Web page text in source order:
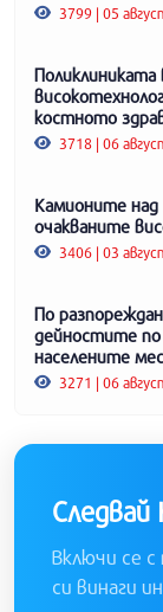
3799 | 05
Поликлиниката
костното
3718 | 06
Камионите над
очакваните
3406 | 03
По
дейностите по
населените
3271 | 06
Следвай
Включи се
си винаги